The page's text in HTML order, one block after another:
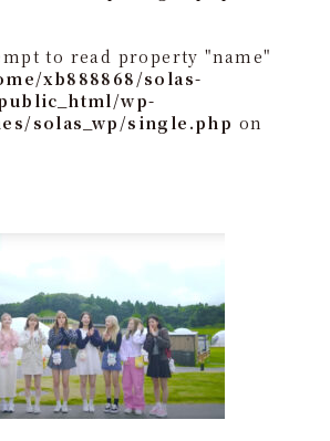
to read property "name"
xb888868/solas-
wp-
solas_wp/single.php on